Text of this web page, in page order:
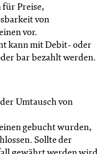
für Preise,
von
vor.
kann mit Debit- oder
bar bezahlt werden.
Umtausch von
gebucht wurden,
Sollte der